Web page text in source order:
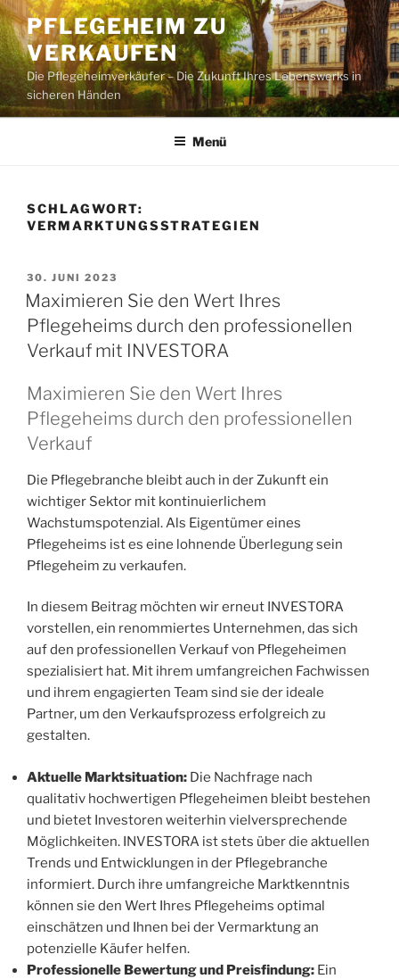
Zum
Inhalt
springen
PFLEGEHEIM ZU
VERKAUFEN
Die Pflegeheimverkäufer – Die Zukunft Ihres Lebenswerks in
sicheren Händen
Menü
SCHLAGWORT:
VERMARKTUNGSSTRATEGIEN
VERÖFFENTLICHT
AM
30. JUNI 2023
Maximieren Sie den Wert Ihres
Pflegeheims durch den professionellen
Verkauf mit INVESTORA
Maximieren Sie den Wert Ihres
Pflegeheims durch den professionellen
Verkauf
Die Pflegebranche bleibt auch in der Zukunft ein
wichtiger Sektor mit kontinuierlichem
Wachstumspotenzial. Als Eigentümer eines
Pflegeheims ist es eine lohnende Überlegung sein
Pflegeheim zu verkaufen.
In diesem Beitrag möchten wir erneut INVESTORA
vorstellen, ein renommiertes Unternehmen, das sich
auf den professionellen Verkauf von Pflegeheimen
spezialisiert hat. Mit ihrem umfangreichen Fachwissen
und ihrem engagierten Team sind sie der ideale
Partner, um den Verkaufsprozess erfolgreich zu
gestalten.
Aktuelle Marktsituation: Die Nachfrage nach
qualitativ hochwertigen Pflegeheimen bleibt bestehen
und bietet Investoren weiterhin vielversprechende
Möglichkeiten. INVESTORA ist stets über die aktuellen
Trends und Entwicklungen in der Pflegebranche
informiert. Durch ihre umfangreiche Marktkenntnis
können sie den Wert Ihres Pflegeheims optimal
einschätzen und Ihnen bei der Vermarktung an
potenzielle Käufer helfen.
Professionelle Bewertung und Preisfindung: Ein